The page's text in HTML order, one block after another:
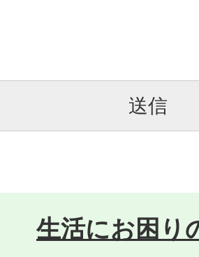
生活にお困り